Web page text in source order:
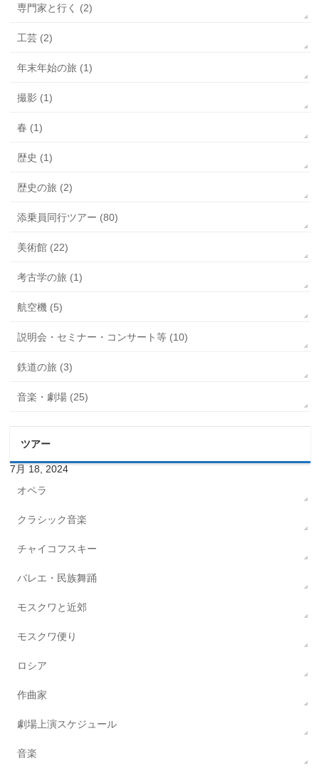
専門家と行く (2)
工芸 (2)
年末年始の旅 (1)
撮影 (1)
春 (1)
歴史 (1)
歴史の旅 (2)
添乗員同行ツアー (80)
美術館 (22)
考古学の旅 (1)
航空機 (5)
説明会・セミナー・コンサート等 (10)
鉄道の旅 (3)
音楽・劇場 (25)
ツアー
7月 18, 2024
オペラ
クラシック音楽
チャイコフスキー
バレエ・民族舞踊
モスクワと近郊
モスクワ便り
ロシア
作曲家
劇場上演スケジュール
音楽